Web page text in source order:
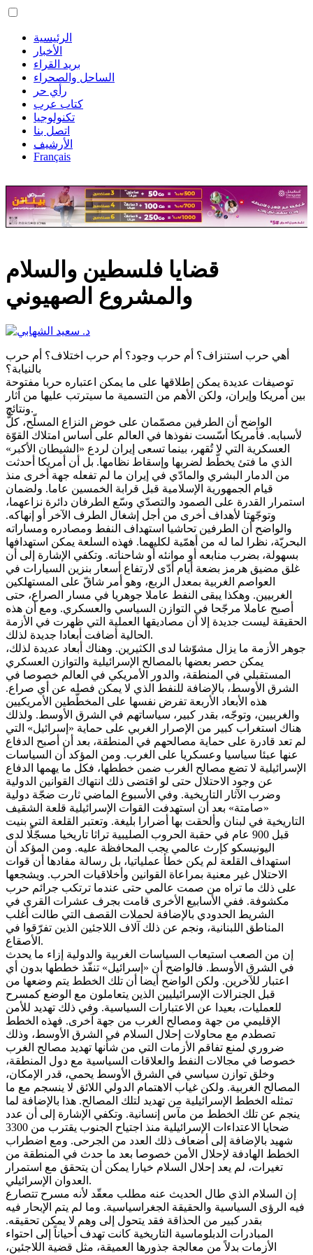
الرئيسية
الأخبار
بريد القراء
الساحل والصحراء
رأي حر
كتاب عرب
تكنولوجيا
اتصل بنا
الأرشيف
Français
قضايا فلسطين والسلام
والمشروع الصهيوني
أهي حرب استنزاف؟ أم حرب وجود؟ أم حرب اختلاف؟ أم حرب
بالنيابة؟
توصيفات عديدة يمكن إطلاقها على ما يمكن اعتباره حربا مفتوحة
بين أمريكا وإيران، ولكن الأهم من التسمية ما سيترتب عليها من آثار
ونتائج.
الواضح أن الطرفين مصمّمان على خوض النزاع المسلّح، كلٌّ
لأسبابه. فأمريكا أسّست نفوذها في العالم على أساس امتلاك القوّة
العسكرية التي لا تُقهر، بينما تسعى إيران لردع «الشيطان الأكبر»
الذي ما فتئ يخطّط لضربها وإسقاط نظامها. بل أن أمريكا أحدثت
من الدمار البشري والمادّي في إيران ما لم تفعله جهة أخرى منذ
قيام الجمهورية الإسلامية قبل قرابة الخمسين عاما. ولضمان
استمرار القدرة على الصمود والتصدّي وسّع الطرفان دائرة نزاعهما،
وتوجّهتا لأهداف أخرى من أجل إشغال الطرف الآخر أو إنهاكه.
والواضح أن الطرفين تحاشيا استهداف النفط ومصادره ومساراته
البحريّة، نظرا لما له من أهمّية لكليهما. فهذه السلعة يمكن استهدافها
بسهولة، بضرب منابعه أو موانئه أو شاحناته. وتكفي الإشارة إلى أن
غلق مضيق هرمز بضعة أيام أدّى لارتفاع أسعار بنزين السيارات في
العواصم الغربية بمعدل الربع، وهو أمر شاقّ على المستهلكين
الغربيين. وهكذا يبقى النفط عاملا جوهريا في مسار الصراع، حتى
أصبح عاملا مرجّحا في التوازن السياسي والعسكري. ومع أن هذه
الحقيقة ليست جديدة إلا أن مصاديقها العملية التي ظهرت في الأزمة
الحالية أضافت أبعادا جديدة لذلك.
جوهر الأزمة ما يزال مشوّشا لدى الكثيرين. وهناك أبعاد عديدة لذلك،
يمكن حصر بعضها بالمصالح الإسرائيلية والتوازن العسكري
المستقبلي في المنطقة، والدور الأمريكي في العالم خصوصا في
الشرق الأوسط، بالإضافة للنفط الذي لا يمكن فصله عن أي صراع.
هذه الأبعاد الأربعة تفرض نفسها على المخطّطين الأمريكيين
والغربيين، وتوجّه، بقدر كبير، سياساتهم في الشرق الأوسط. ولذلك
هناك استغراب كبير من الإصرار الغربي على حماية «إسرائيل» التي
لم تعد قادرة على حماية مصالحهم في المنطقة، بعد أن أصبح الدفاع
عنها عبئا سياسيا وعسكريا على الغرب. ومن المؤكد أن السياسات
الإسرائيلية لا تضع مصالح الغرب ضمن خططها، فكل ما يهمها الدفاع
عن وجود الاحتلال حتى لو اقتضى ذلك انتهاك القوانين الدولية
وضرب الآثار التاريخية. وفي الأسبوع الماضي ثارت ضجّة دولية
«صامتة» بعد أن استهدفت القوات الإسرائيلية قلعة الشقيف
التاريخية في لبنان وألحقت بها أضرارا بليغة. وتعتبر القلعة التي بنيت
قبل 900 عام في حقبة الحروب الصليبية تراثا تاريخيا مسجّلًا لدى
اليونيسكو كإرث عالمي يجب المحافظة عليه. ومن المؤكد أن
استهداف القلعة لم يكن خطأ عملياتيا، بل رسالة مفادها أن قوات
الاحتلال غير معنية بمراعاة القوانين وأخلاقيات الحرب. ويشجعها
على ذلك ما تراه من صمت عالمي حتى عندما ترتكب جرائم حرب
مكشوفة. ففي الأسابيع الأخرى قامت بجرف عشرات القرى في
الشريط الحدودي بالإضافة لحملات القصف التي طالت أغلب
المناطق اللبنانية، ونجم عن ذلك آلاف اللاجئين الذين تفرّقوا في
الأصقاع.
إن من الصعب استيعاب السياسات الغربية والدولية إزاء ما يحدث
في الشرق الأوسط. فالواضح أن «إسرائيل» تنفّذ خططها بدون أي
اعتبار للآخرين. ولكن الواضح أيضا أن تلك الخطط يتم وضعها من
قبل الجنرالات الإسرائيليين الذين يتعاملون مع الوضع كمسرح
للعمليات، بعيدا عن الاعتبارات السياسية. وفي ذلك تهديد للأمن
الإقليمي من جهة ومصالح الغرب من جهة آخرى. فهذه الخطط
تصطدم مع محاولات إحلال السلام في الشرق الأوسط، وذلك
ضروري لمنع تفاقم الأزمات التي من شأنها تهديد مصالح الغرب
خصوصا في مجالات النفط والعلاقات السياسية مع دول المنطقة،
وخلق توازن سياسي في الشرق الأوسط يحمي، قدر الإمكان،
المصالح الغربية. ولكن غياب الاهتمام الدولي اللائق لا ينسجم مع ما
تمثله الخطط الإسرائيلية من تهديد لتلك المصالح. هذا بالإضافة لما
ينجم عن تلك الخطط من مآس إنسانية. وتكفي الإشارة إلى أن عدد
ضحايا الاعتداءات الإسرائيلية منذ اجتياح الجنوب يقترب من 3300
شهيد بالإضافة إلى أضعاف ذلك العدد من الجرحى. ومع اضطراب
الخطط الهادفة لإحلال الأمن خصوصا بعد ما حدث في المنطقة من
تغيرات، لم يعد إحلال السلام خيارا يمكن أن يتحقق مع استمرار
العدوان الإسرائيلي.
إن السلام الذي طال الحديث عنه مطلب معقّد لأنه مسرح تتصارع
فيه الرؤى السياسية والحقيقة الجغراسياسية. وما لم يتم الإبحار فيه
بقدر كبير من الحذاقة فقد يتحول إلى وهم لا يمكن تحقيقه.
المبادرات الدبلوماسية التاريخية كانت تهدف أحياناً إلى احتواء
الأزمات بدلاً من معالجة جذورها العميقة، مثل قضية اللاجئين،